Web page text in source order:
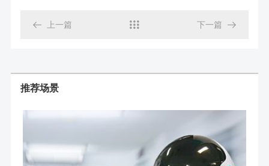
 上一篇  下一篇 
推荐场景